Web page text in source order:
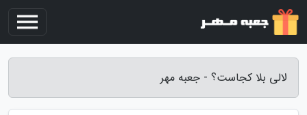
لالی بلا کجاست؟ - جعبه مهر